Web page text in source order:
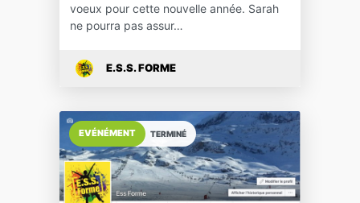
voeux pour cette nouvelle année. Sarah
ne pourra pas assur…
E.S.S. FORME
TERMINÉ
EVÉNÉMENT